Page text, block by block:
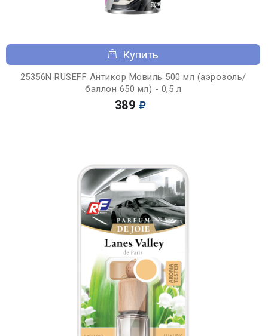
Купить
25356N RUSEFF Антикор Мовиль 500 мл (аэрозоль/
баллон 650 мл) - 0,5 л
389